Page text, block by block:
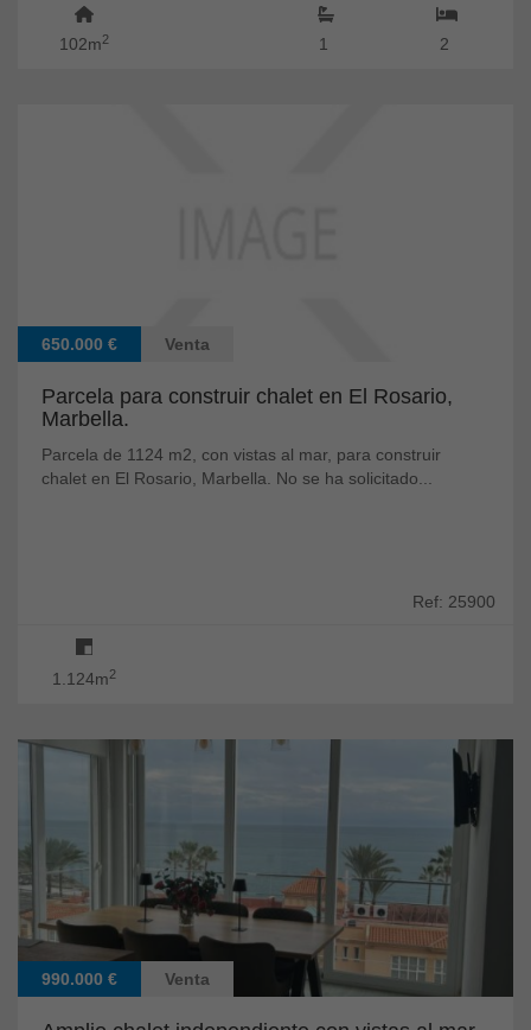
102m2 2
1
650.000 € Venta
Parcela para construir chalet en El Rosario,
Marbella.
Parcela de 1124 m2, con vistas al mar, para construir
chalet en El Rosario, Marbella. No se ha solicitado...
Ref: 25900
1.124m2
990.000 € Venta